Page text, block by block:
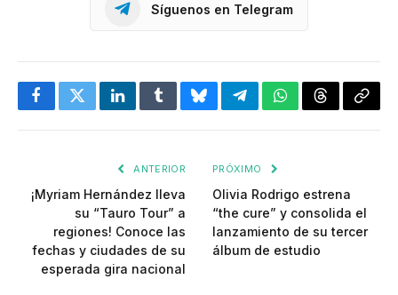
Síguenos en Telegram
FacebookTwitterLinkedInTumblrBlueskyTelegramWhatsApp
Threads
ANTERIOR
¡Myriam Hernández lleva
su “Tauro Tour” a
regiones! Conoce las
fechas y ciudades de su
esperada gira nacional
PRÓXIMO
Olivia Rodrigo estrena
“the cure” y consolida el
lanzamiento de su tercer
álbum de estudio